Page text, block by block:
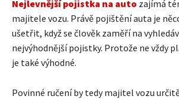
Nejlevnější pojistka na auto zajímá
majitele vozu. Právě pojištění auta je
ušetřit, když se člověk zaměří na
nejvýhodnější pojistky. Protože ne vždy
je také výhodné.
Povinné ručení by tedy majitel vozu